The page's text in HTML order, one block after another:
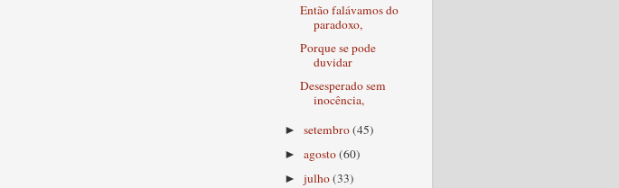
Então falávamos do
paradoxo,
Porque se pode
duvidar
Desesperado sem
inocência,
►setembro(45)
►agosto(60)
►julho(33)